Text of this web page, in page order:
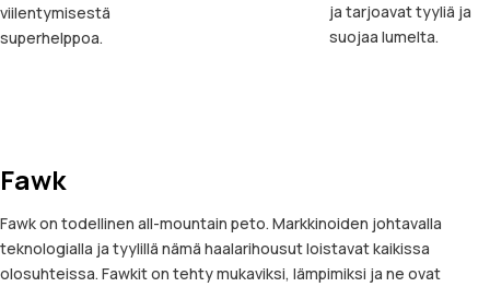
viilentymisestä
superhelppoa.
ja tarjoavat tyyliä ja
suojaa lumelta.
Fawk
Fawk on todellinen all-mountain peto. Markkinoiden johtavalla
teknologialla ja tyylillä nämä haalarihousut loistavat kaikissa
olosuhteissa. Fawkit on tehty mukaviksi, lämpimiksi ja ne ovat